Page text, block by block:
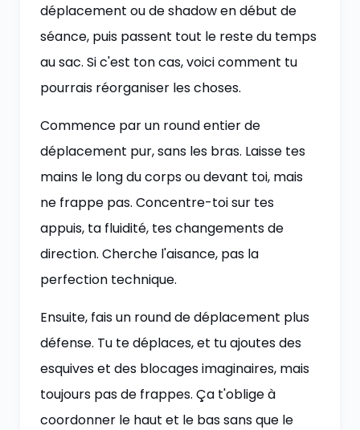
déplacement ou de shadow en début de
séance, puis passent tout le reste du temps
au sac. Si c'est ton cas, voici comment tu
pourrais réorganiser les choses.
Commence par un round entier de
déplacement pur, sans les bras. Laisse tes
mains le long du corps ou devant toi, mais
ne frappe pas. Concentre-toi sur tes
appuis, ta fluidité, tes changements de
direction. Cherche l'aisance, pas la
perfection technique.
Ensuite, fais un round de déplacement plus
défense. Tu te déplaces, et tu ajoutes des
esquives et des blocages imaginaires, mais
toujours pas de frappes. Ça t'oblige à
coordonner le haut et le bas sans que le